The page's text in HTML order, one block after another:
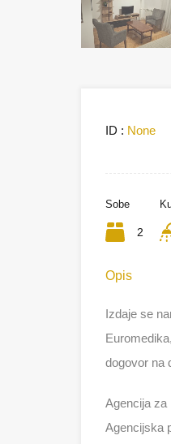
ID : None
Sobe
2
Opis
Izdaje se
dogovor na
Agencija za
Agencijska